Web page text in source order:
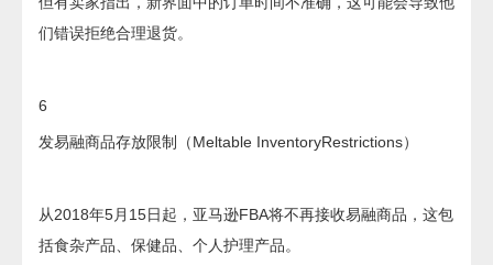
们错误拒绝合理退货。
6
发易融商品存放限制（Meltable InventoryRestrictions）
从2018年5月15日起，亚马逊FBA将不再接收易融商品，这包
括食杂产品、保健品、个人护理产品。